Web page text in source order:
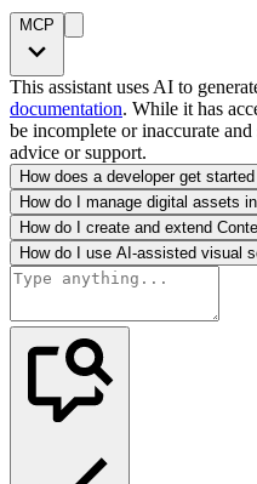
MCP
This assistant uses AI to
documentation. While it has
be incomplete or inaccurate
advice or support.
How does a developer get
How do I manage digital assets
How do I create and extend
How do I use AI-assisted visual